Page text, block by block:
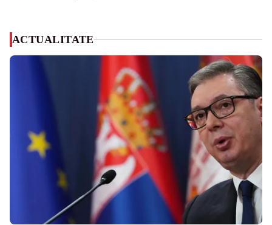
ACTUALITATE